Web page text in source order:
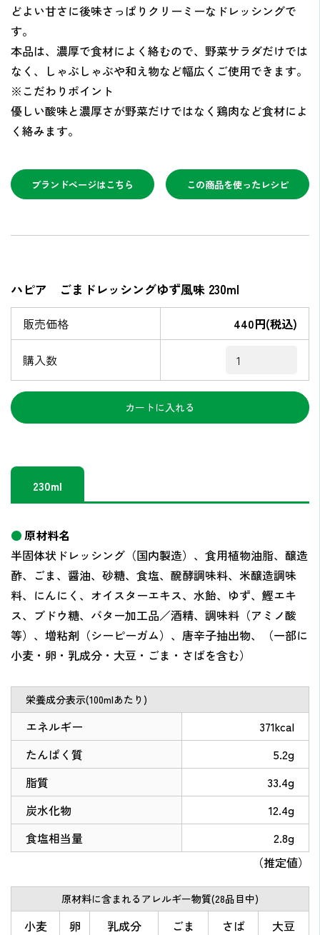
どよい甘さに後味さっぱりクリーミーなドレッシングで
す。
本品は、濃厚で食材によく絡むので、野菜サラダだけでは
なく、しゃぶしゃぶや和え物など幅広くご使用できます。
※こだわりポイント
優しい酸味と濃厚さが野菜だけではなく鶏肉など食材によ
く絡みます。
ブランドページはこちら この商品を使ったレシピ
ハピア ごまドレッシングゆず風味 230ml
販売価格 440円(税込)
購入数
230ml
原材料名
半固体状ドレッシング（国内製造）、食用植物油脂、醸造
酢、ごま、醤油、砂糖、食塩、醗酵調味料、米醸造調味
料、にんにく、オイスターエキス、水飴、ゆず、鰹エキ
ス、ブドウ糖、バター加工品／酒精、調味料（アミノ酸
等）、増粘剤（シーピーガム）、唐辛子抽出物、（一部に
小麦・卵・乳成分・大豆・ごま・さばを含む）
栄養成分表示(100mlあたり)
エネルギー
371kcal
たんぱく質
5.2g
脂質
33.4g
炭水化物
12.4g
食塩相当量
2.8g
（推定値）
原材料に含まれるアレルギー物質(28品目中)
小麦 卵 乳成分 ごま さば 大豆